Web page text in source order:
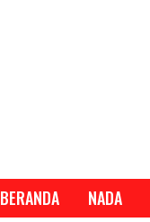
BERANDA NADA